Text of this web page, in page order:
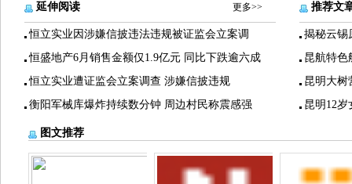
延伸阅读 更多>>
恒立实业因涉嫌信披违法违规被证监会立案调
恒盛地产6月销售金额仅1.9亿元 同比下跌逾六成
恒立实业遭证监会立案调查 涉嫌信披违规
衡阳军械库爆炸持续数分钟 周边村民称震感强
推荐文
揭秘云锡
昆航特色
昆明大树
昆明12
图文推荐